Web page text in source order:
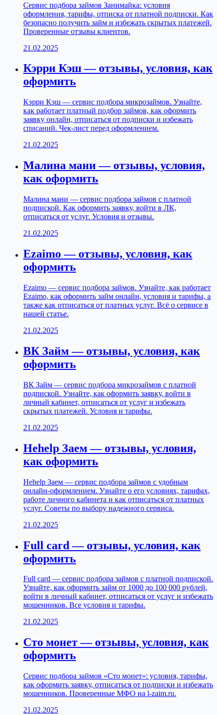
Сервис подбора займов Занимайка: условия
оформления, тарифы, отписка от платной подписки. Как
безопасно получить займ и избежать скрытых платежей.
Проверенные отзывы клиентов.
21.02.2025
Кэрри Кэш — отзывы, условия, как
оформить
Кэрри Кэш — сервис подбора микрозаймов. Узнайте,
как работает платный подбор займов, как оформить
заявку онлайн, отписаться от подписки и избежать
списаний. Чек-лист перед оформлением.
21.02.2025
Малина мани — отзывы, условия,
как оформить
Малина мани — сервис подбора займов с платной
подпиской. Как оформить заявку, войти в ЛК,
отписаться от услуг. Условия и отзывы.
21.02.2025
Ezaimo — отзывы, условия, как
оформить
Ezaimo — сервис подбора займов. Узнайте, как работает
Ezaimo, как оформить займ онлайн, условия и тарифы, а
также как отписаться от платных услуг. Всё о сервисе в
нашей статье.
21.02.2025
ВК Займ — отзывы, условия, как
оформить
ВК Займ — сервис подбора микрозаймов с платной
подпиской. Узнайте, как оформить заявку, войти в
личный кабинет, отписаться от услуг и избежать
скрытых платежей. Условия и тарифы.
21.02.2025
Hehelp Заем — отзывы, условия,
как оформить
Hehelp Заем — сервис подбора займов с удобным
онлайн-оформлением. Узнайте о его условиях, тарифах,
работе личного кабинета и как отписаться от платных
услуг. Советы по выбору надежного сервиса.
21.02.2025
Full card — отзывы, условия, как
оформить
Full card — сервис подбора займов с платной подпиской.
Узнайте, как оформить займ от 1000 до 100 000 рублей,
войти в личный кабинет, отписаться от услуг и избежать
мошенников. Все условия и тарифы.
21.02.2025
Сто монет — отзывы, условия, как
оформить
Сервис подбора займов «Сто монет»: условия, тарифы,
как оформить заявку, отписаться от подписки и избежать
мошенников. Проверенные МФО на l-zaim.ru.
21.02.2025